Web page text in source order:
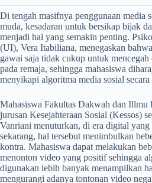
Di tengah masifnya penggunaan media
muda, kesadaran untuk bersikap bijak
menjadi hal yang semakin penting.
(UI), Vera Itabiliana, menegaskan
gawai saja tidak cukup untuk
pada remaja, sehingga mahasiswa
menyikapi algoritma media sosial
Mahasiswa Fakultas Dakwah dan
jurusan Kesejahteraan Sosial (Kessos)
Vanriani menuturkan, di era digital
sekarang, hal tersebut menimbulkan
kontra. Mahasiswa dapat melakukan
menonton video yang positif sehingga
digunakan lebih banyak menampilkan
mengurangi adanya tontonan video